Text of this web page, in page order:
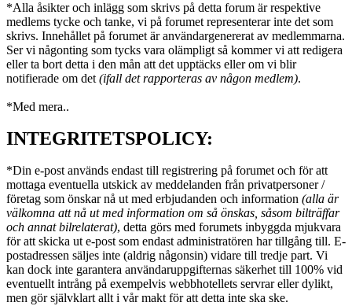
*Alla åsikter och inlägg som skrivs på detta forum är respektive
medlems tycke och tanke, vi på forumet representerar inte det som
skrivs. Innehållet på forumet är användargenererat av medlemmarna.
Ser vi någonting som tycks vara olämpligt så kommer vi att redigera
eller ta bort detta i den mån att det upptäcks eller om vi blir
notifierade om det (ifall det rapporteras av någon medlem).
*Med mera..
INTEGRITETSPOLICY:
*Din e-post används endast till registrering på forumet och för att
mottaga eventuella utskick av meddelanden från privatpersoner /
företag som önskar nå ut med erbjudanden och information (alla är
välkomna att nå ut med information om så önskas, såsom bilträffar
och annat bilrelaterat), detta görs med forumets inbyggda mjukvara
för att skicka ut e-post som endast administratören har tillgång till. E-
postadressen säljes inte (aldrig någonsin) vidare till tredje part. Vi
kan dock inte garantera användaruppgifternas säkerhet till 100% vid
eventuellt intrång på exempelvis webbhotellets servrar eller dylikt,
men gör självklart allt i vår makt för att detta inte ska ske.